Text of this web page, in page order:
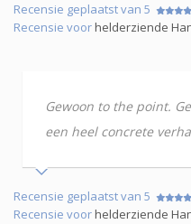
Recensie geplaatst van 5
Recensie voorhelderziende
Gewoon to the point.
een heel concrete
Recensie geplaatst van 5
Recensie voorhelderziende